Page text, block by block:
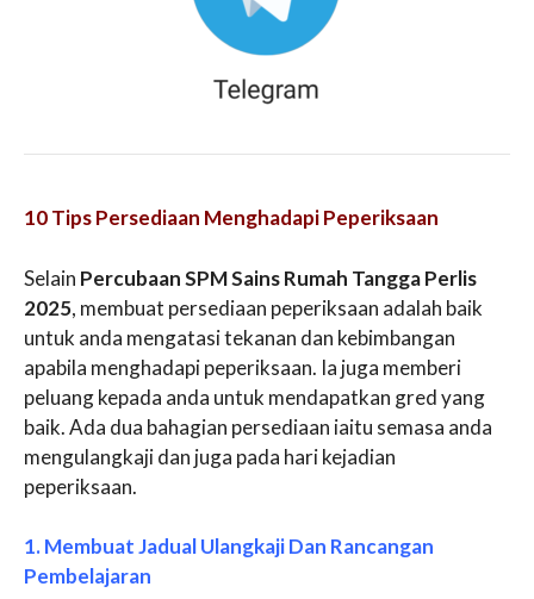
10 Tips Persediaan Menghadapi Peperiksaan
Selain Percubaan SPM Sains Rumah Tangga Perlis
2025, membuat persediaan peperiksaan adalah baik
untuk anda mengatasi tekanan dan kebimbangan
apabila menghadapi peperiksaan. Ia juga memberi
peluang kepada anda untuk mendapatkan gred yang
baik. Ada dua bahagian persediaan iaitu semasa anda
mengulangkaji dan juga pada hari kejadian
peperiksaan.
1. Membuat Jadual Ulangkaji Dan Rancangan
Pembelajaran